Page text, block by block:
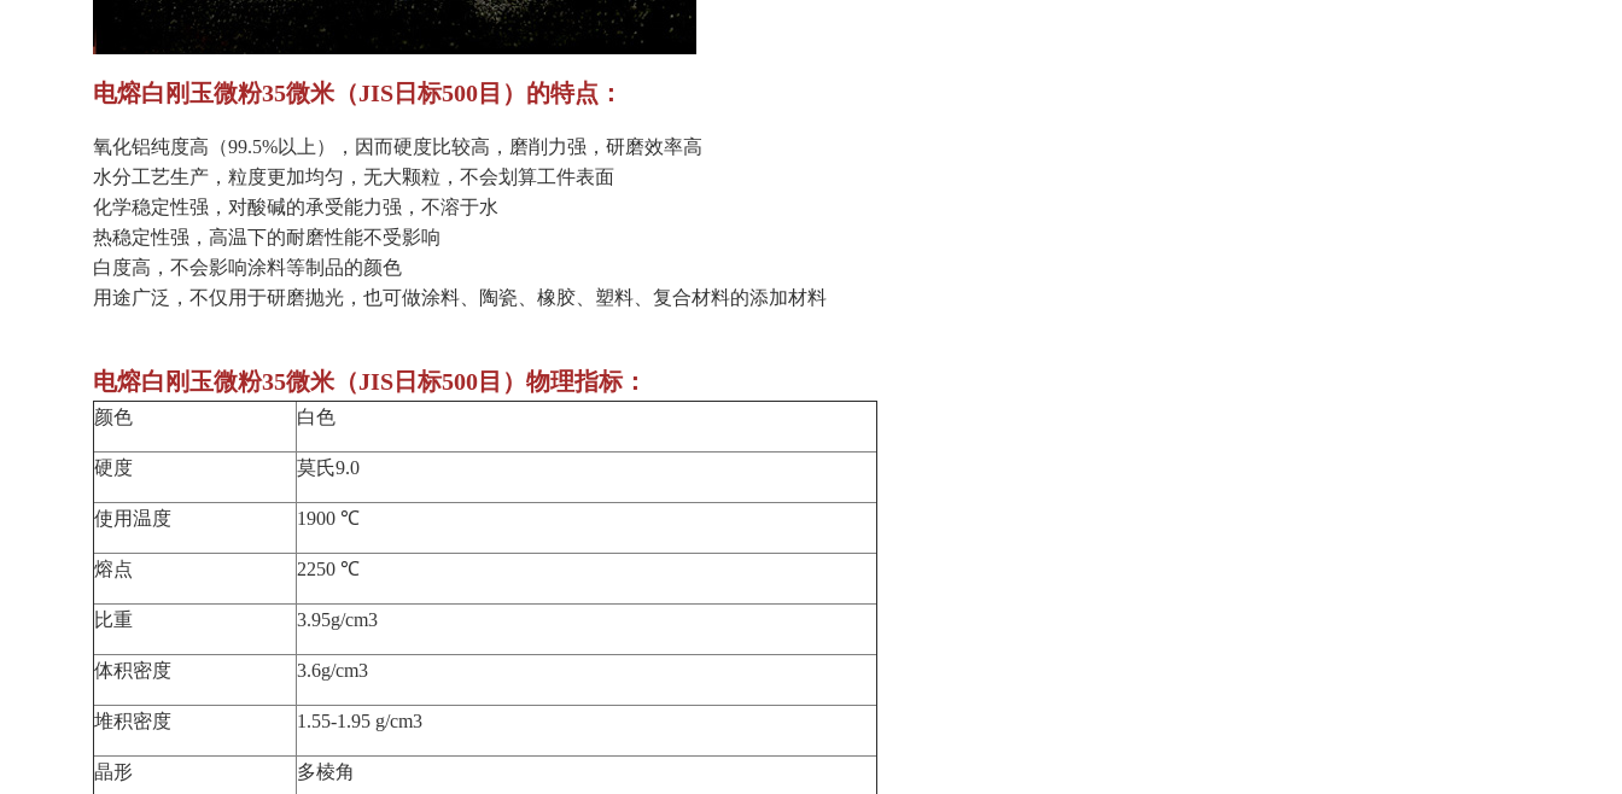
电熔白刚玉微粉35微米（JIS日标500目）的特点：
氧化铝纯度高（99.5%以上），因而硬度比较高，磨削力强，研磨效率高
水分工艺生产，粒度更加均匀，无大颗粒，不会划算工件表面
化学稳定性强，对酸碱的承受能力强，不溶于水
热稳定性强，高温下的耐磨性能不受影响
白度高，不会影响涂料等制品的颜色
用途广泛，不仅用于研磨抛光，也可做涂料、陶瓷、橡胶、塑料、复合材料的添加材料
电熔白刚玉微粉35微米（JIS日标500目）物理指标：
颜色 白色
硬度 莫氏9.0
使用温度 1900 ℃
熔点 2250 ℃
比重 3.95g/cm3
体积密度 3.6g/cm3
堆积密度 1.55-1.95 g/cm3
晶形 多棱角